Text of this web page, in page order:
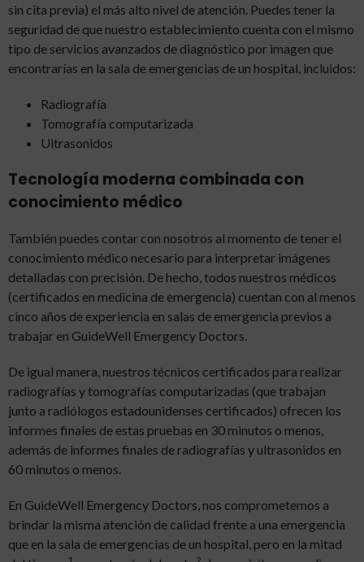
sin cita previa) el más alto nivel de atención. Puedes tener la
seguridad de que nuestro establecimiento cuenta con el mismo
tipo de servicios avanzados de diagnóstico por imagen que
encontrarías en la sala de emergencias de un hospital, incluidos:
Radiografía
Tomografía computarizada
Ultrasonidos
Tecnología moderna combinada con
conocimiento médico
También puedes contar con nosotros al momento de tener el
conocimiento médico necesario para interpretar imágenes
detalladas con precisión. De hecho, todos nuestros médicos
(certificados en medicina de emergencia) cuentan con al menos
cinco años de experiencia en salas de emergencia previos a
trabajar en GuideWell Emergency Doctors.
De igual manera, nuestros técnicos certificados para realizar
radiografías y tomografías computarizadas (que trabajan
junto a radiólogos estadounidenses certificados) ofrecen los
informes finales de estas pruebas en 30 minutos o menos,
además de informes finales de radiografías y ultrasonidos en
60 minutos o menos.
En GuideWell Emergency Doctors, nos comprometemos a
brindar la misma atención de calidad frente a una emergencia
que en la sala de emergencias de un hospital, pero en la mitad